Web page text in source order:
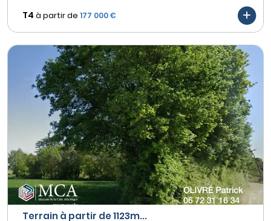
T4 à partir de 177 000 €
Terrain à partir de 1123m...